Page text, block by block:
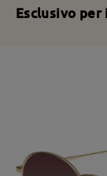
Esclusivo